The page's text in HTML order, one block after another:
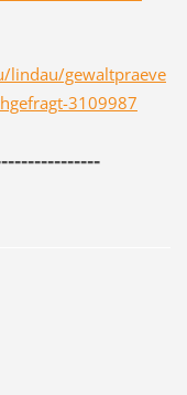
lindau/gewaltpraeve
3109987